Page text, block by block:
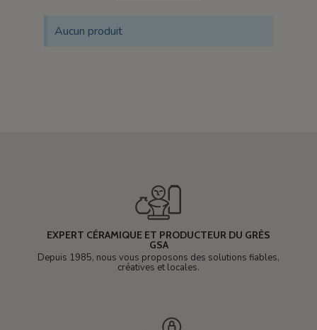
Aucun produit
EXPERT CÉRAMIQUE ET PRODUCTEUR DU GRÈS
GSA
Depuis 1985, nous vous proposons des solutions fiables,
créatives et locales.